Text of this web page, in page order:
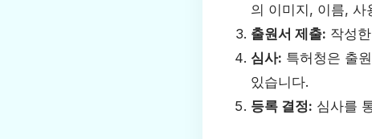
의 이미지, 이름, 사
출원서 제출: 작성
심사: 특허청은 출
있습니다.
등록 결정: 심사를